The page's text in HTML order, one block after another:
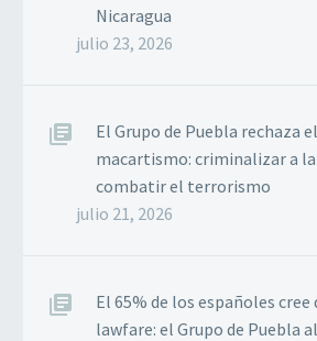
Nicaragua
julio 23, 2026
El Grupo de Puebla rechaza
macartismo: criminalizar a la
combatir el terrorismo
julio 21, 2026
El 65% de los españoles cree
lawfare: el Grupo de Puebla